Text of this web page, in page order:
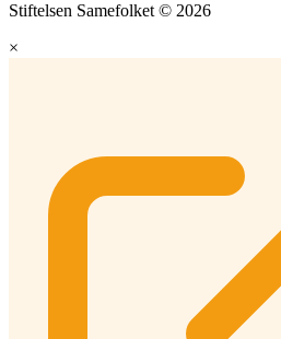
Stiftelsen Samefolket © 2026
×